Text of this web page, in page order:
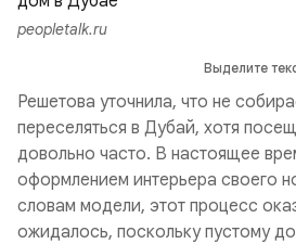
peopletalk.ru
Выделите
Решетова уточнила, что не
переселяться в Дубай, хотя
довольно часто. В настоящее
оформлением интерьера своего
словам модели, этот процесс
ожидалось, поскольку пустому